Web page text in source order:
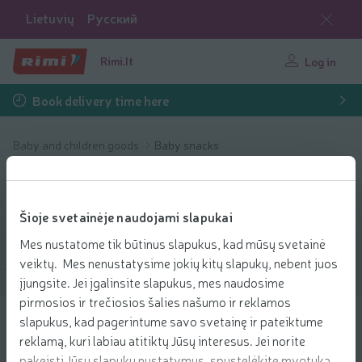
Šioje svetainėje naudojami slapukai
Mes nustatome tik būtinus slapukus, kad mūsų svetainė
veiktų. Mes nenustatysime jokių kitų slapukų, nebent juos
įjungsite. Jei įgalinsite slapukus, mes naudosime
pirmosios ir trečiosios šalies našumo ir reklamos
slapukus, kad pagerintume savo svetainę ir pateiktume
reklamą, kuri labiau atitiktų Jūsų interesus. Jei norite
Lietuvių Русский
Rimi.lt Log in
Book delivery time here
Baby and children goods Baby snacks
Baby snacks
Filter products
Show products 40
Ekol. sorų trašk. mang. HOLLE, 8 mėn.,